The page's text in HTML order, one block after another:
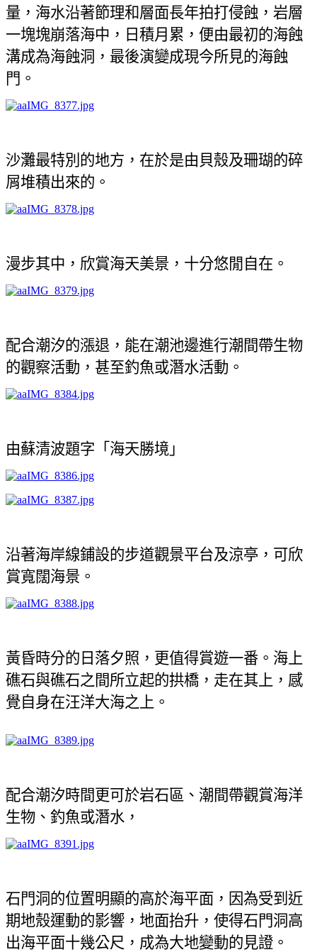
量，海水沿著節理和層面長年拍打侵蝕，岩層
一塊塊崩落海中，日積月累，便由最初的海蝕
溝成為海蝕洞，最後演變成現今所見的海蝕
門。
沙灘最特別的地方，在於是由貝殼及珊瑚的碎
屑堆積出來的。
漫步其中，欣賞海天美景，十分悠閒自在。
配合潮汐的漲退，能在潮池邊進行潮間帶生物
的觀察活動，甚至釣魚或潛水活動。
由蘇清波題字「海天勝境」
沿著海岸線鋪設的步道觀景平台及涼亭，可欣
賞寬闊海景。
黃昏時分的日落夕照，更值得賞遊一番。 海上
礁石與礁石之間所立起的拱橋，走在其上，感
覺自身在汪洋大海之上。
配合潮汐時間更可於岩石區、潮間帶觀賞海洋
生物、釣魚或潛水，
石門洞的位置明顯的高於海平面，因為受到近
期地殼運動的影響，地面抬升，使得石門洞高
出海平面十幾公尺，成為大地變動的見證。